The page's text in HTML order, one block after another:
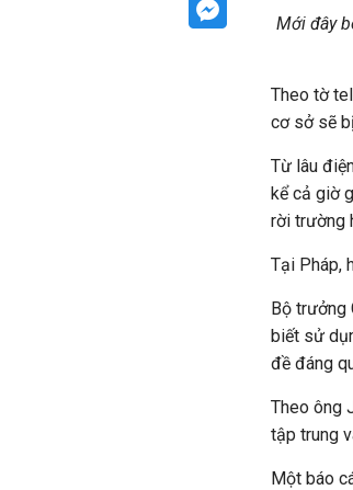
Mới đây
Theo tờ
cơ sở sẽ
Từ lâu
kể cả giờ
rời trường
Tại Pháp,
Bộ trưởng
biết sử
đề đáng
Theo ông
tập trung
Một báo